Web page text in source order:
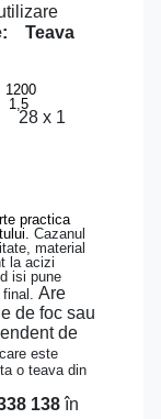
Teava
x 1
practica
Cazanul
material
la acizi
isi pune
final.Are
de foc sau
de
este
o teava din
138în